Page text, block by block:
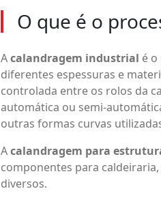
O que é o
Acalandragem industrialé o
diferentes espessuras e
controlada entre os rolos da
automática ou semi-
outras formas curvas
Acalandragem para